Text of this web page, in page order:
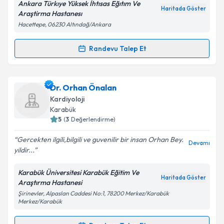
Kişisel verilerimin işlenmesine ilişkin
Aydınlatma
Metni'ni okudum ve kişisel verilerimin belirtilen
Ankara Türkıye Yüksek İhtısas Eğıtım Ve
Araştirma Hastanesı
Haritada Göster
Hacettepe, 06230 Altındağ/Ankara
Randevu Talep Et
Randevu Takvimi Talebi
Doç. Dr. Sinan Aydoğduiçin randevu takvimi talebi
oluşturun. Size bu uzmandan randevu almanız için bir
takvim hazırlandığında e-posta ile bilgilendireceğiz.
Kişisel verilerimin işlenmesine ilişkin
Aydınlatma
Metni'ni okudum ve kişisel verilerimin belirtilen
kapsamda işlenmesini kabul ediyorum.
Dr. Orhan Önalan
Kardiyoloji
Karabük
5 (3 Değerlendirme)
Gercekten ilgili,bilgili ve guvenilir bir insan Orhan Bey.
yildir...
Devamı
Karabük Üniversitesi Karabük Eğitim Ve
Araştırma Hastanesi
Haritada Göster
Şirinevler, Alpaslan Caddesi No:1, 78200 Merkez/Karabük
Merkez/Karabük